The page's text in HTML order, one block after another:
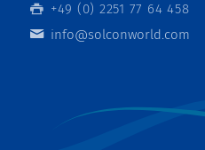
+49 (0) 2251 77 64 458
info@solconworld.com